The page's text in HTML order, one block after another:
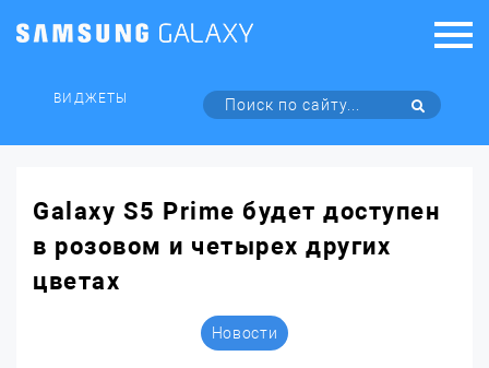
ВИДЖЕТЫ
Galaxy S5 Prime будет доступен
в розовом и четырех других
цветах
Новости